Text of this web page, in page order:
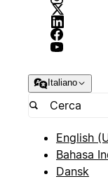
Italiano
English
Bahasa
Dansk